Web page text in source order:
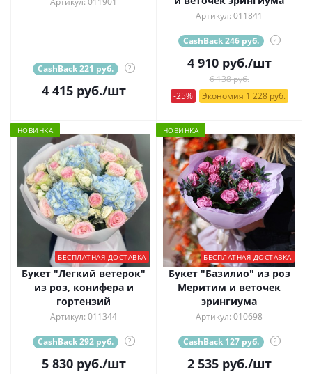
CashBack 221 руб. ?
4 415руб./шт
Артикул: 011841
CashBack 246 руб. ?
4 910руб./шт
6 138 руб.
-25%
Экономия 1 228 руб.
НОВИНКА
БЕСПЛАТНАЯ ДОСТАВКА
Букет "Легкий ветерок"
из роз, конифера и
гортензий
Артикул: 011344
CashBack 292 руб. ?
5 830руб./шт
НОВИНКА
БЕСПЛАТНАЯ ДОСТАВКА
Букет "Базилио" из роз
Меритим и веточек
эрингиума
Артикул: 010698
CashBack 127 руб. ?
2 535руб./шт